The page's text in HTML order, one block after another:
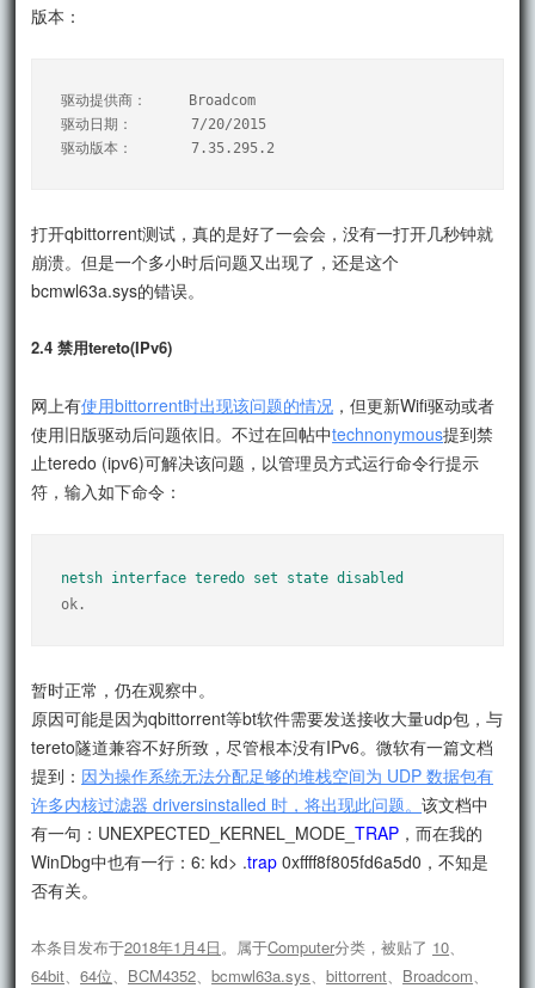
版本：
驱动提供商：     Broadcom
驱动日期：       7/20/2015
打开qbittorrent测试，真的是好了一会会，没有一打开几秒钟就
崩溃。但是一个多小时后问题又出现了，还是这个
bcmwl63a.sys的错误。
2.4 禁用tereto(IPv6)
网上有使用bittorrent时出现该问题的情况 ，但更新Wifi驱动或者
使用旧版驱动后问题依旧。不过在回帖中technonymous提到禁
止teredo (ipv6)可解决该问题，以管理员方式运行命令行提示
符，输入如下命令：
netsh interface teredo set state disabled
ok.
暂时正常，仍在观察中。
原因可能是因为qbittorrent等bt软件需要发送接收大量udp包，与
tereto隧道兼容不好所致，尽管根本没有IPv6。微软有一篇文档
提到： 因为操作系统无法分配足够的堆栈空间为 UDP 数据包有
许多内核过滤器 driversinstalled 时，将出现此问题。该文档中
有一句：UNEXPECTED_KERNEL_MODE_TRAP ，而在我的
WinDbg中也有一行：6: kd> .trap 0xffff8f805fd6a5d0，不知是
否有关。
本条目发布于2018年1月4日 。属于Computer分类，被贴了 10
64bit 、64位 BCM4352 、bcmwl63a.sys 、bittorrent Broadcom